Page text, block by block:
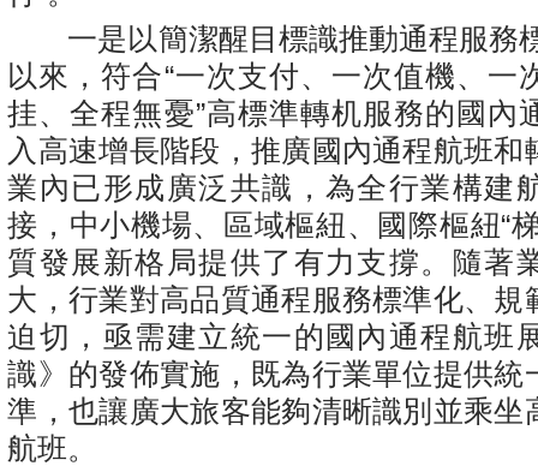
一是以簡潔醒目標識推動通程服務
以來，符合“一次支付、一次值機、一
挂、全程無憂”高標準轉机服務的國內
入高速增長階段，推廣國內通程航班和
業內已形成廣泛共識，為全行業構建
接，中小機場、區域樞紐、國際樞紐“
質發展新格局提供了有力支撐。隨著
大，行業對高品質通程服務標準化、規
迫切，亟需建立統一的國內通程航班
識》的發佈實施，既為行業單位提供統
準，也讓廣大旅客能夠清晰識別並乘坐
航班。